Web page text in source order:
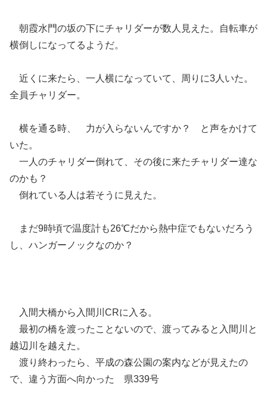
朝霞水門の坂の下にチャリダーが数人見えた。自転車が
横倒しになってるようだ。
近くに来たら、一人横になっていて、周りに3人いた。
全員チャリダー。
横を通る時、 力が入らないんですか？ と声をかけて
いた。
一人のチャリダー倒れて、その後に来たチャリダー達な
のかも？
倒れている人は若そうに見えた。
まだ9時頃で温度計も26℃だから熱中症でもないだろう
し、ハンガーノックなのか？
入間大橋から入間川CRに入る。
最初の橋を渡ったことないので、渡ってみると入間川と
越辺川を越えた。
渡り終わったら、平成の森公園の案内などが見えたの
で、違う方面へ向かった 県339号